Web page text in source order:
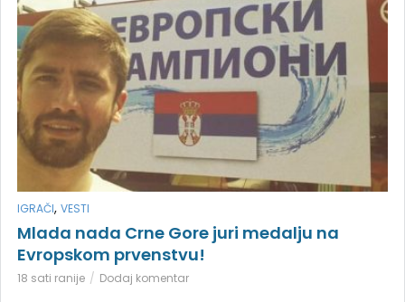
IGRAČI, VESTI
Mlada nada Crne Gore juri medalju na
Evropskom prvenstvu!
18 sati ranije Dodaj komentar